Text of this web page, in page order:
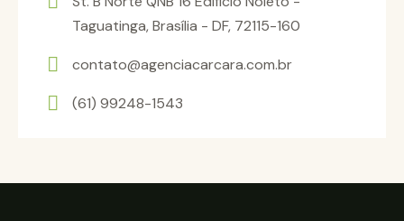
Taguatinga, Brasília - DF, 72115-160
contato@agenciacarcara.com.br
(61) 99248-1543